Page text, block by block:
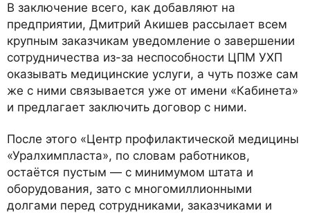
В заключение всего, как добавляют на
предприятии, Дмитрий Акишев рассылает всем
крупным заказчикам уведомление о завершении
сотрудничества из-за неспособности ЦПМ УХП
оказывать медицинские услуги, а чуть позже сам
же с ними связывается уже от имени «Кабинета»
и предлагает заключить договор с ними.
После этого «Центр профилактической медицины
«Уралхимпласта», по словам работников,
остаётся пустым — с минимумом штата и
оборудования, зато с многомиллионными
долгами перед сотрудниками, заказчиками и